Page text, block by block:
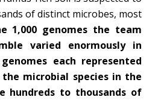
of distinct microbes, most
1,000 genomes the team
varied enormously in
each represented
microbial species in the
hundreds to thousands of